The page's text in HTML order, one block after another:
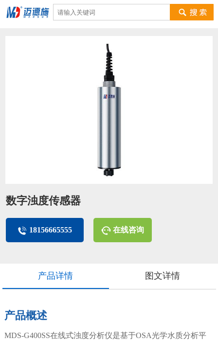
数字浊度传感器
18156665555 在线咨询
产品详情 图文详情
产品概述
MDS-G400SS在线式浊度分析仪是基于OSA光学水质分析平